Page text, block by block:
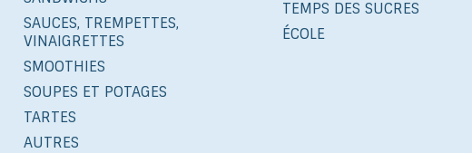
SAUCES, TREMPETTES,
VINAIGRETTES
SMOOTHIES
SOUPES ET POTAGES
TARTES
AUTRES
TEMPS DES SUCRES
ÉCOLE